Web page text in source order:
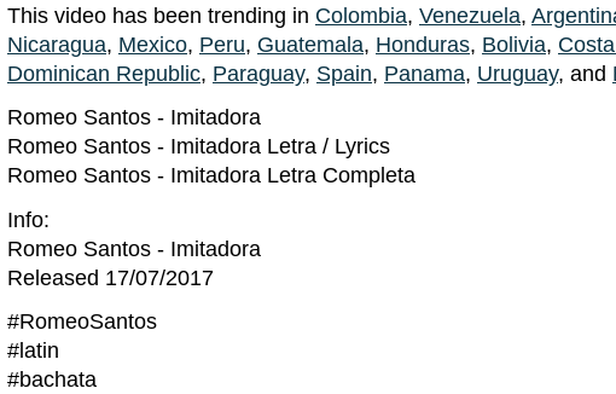
This video has been trending in Colombia, Venezuela,
Nicaragua, Mexico, Peru, Guatemala, Honduras, Bolivia,
Dominican Republic, Paraguay, Spain, Panama, Uruguay, and
Romeo Santos - Imitadora
Romeo Santos - Imitadora Letra / Lyrics
Romeo Santos - Imitadora Letra Completa
Info:
Romeo Santos - Imitadora
Released 17/07/2017
#RomeoSantos
#latin
#bachata